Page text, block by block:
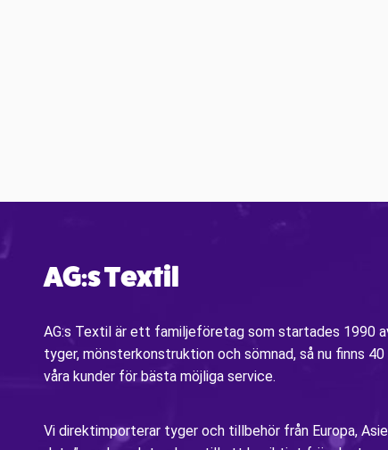
AG:s Textil
AG:s Textil är ett familjeföretag som startades 1990
tyger, mönsterkonstruktion och sömnad, så nu finns
våra kunder för bästa möjliga service.
Vi direktimporterar tyger och tillbehör från Europa,